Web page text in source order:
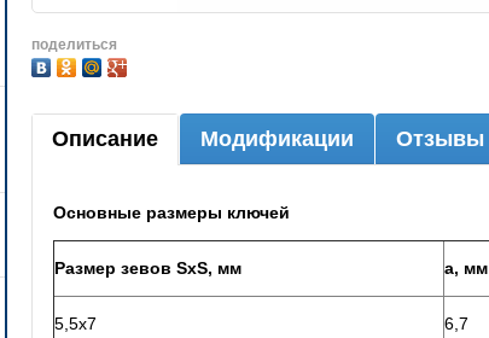
поделиться
Описание Модификации Отзывы
Основные размеры ключей
Размер зевов SxS, мм a, мм
5,5х7 6,7